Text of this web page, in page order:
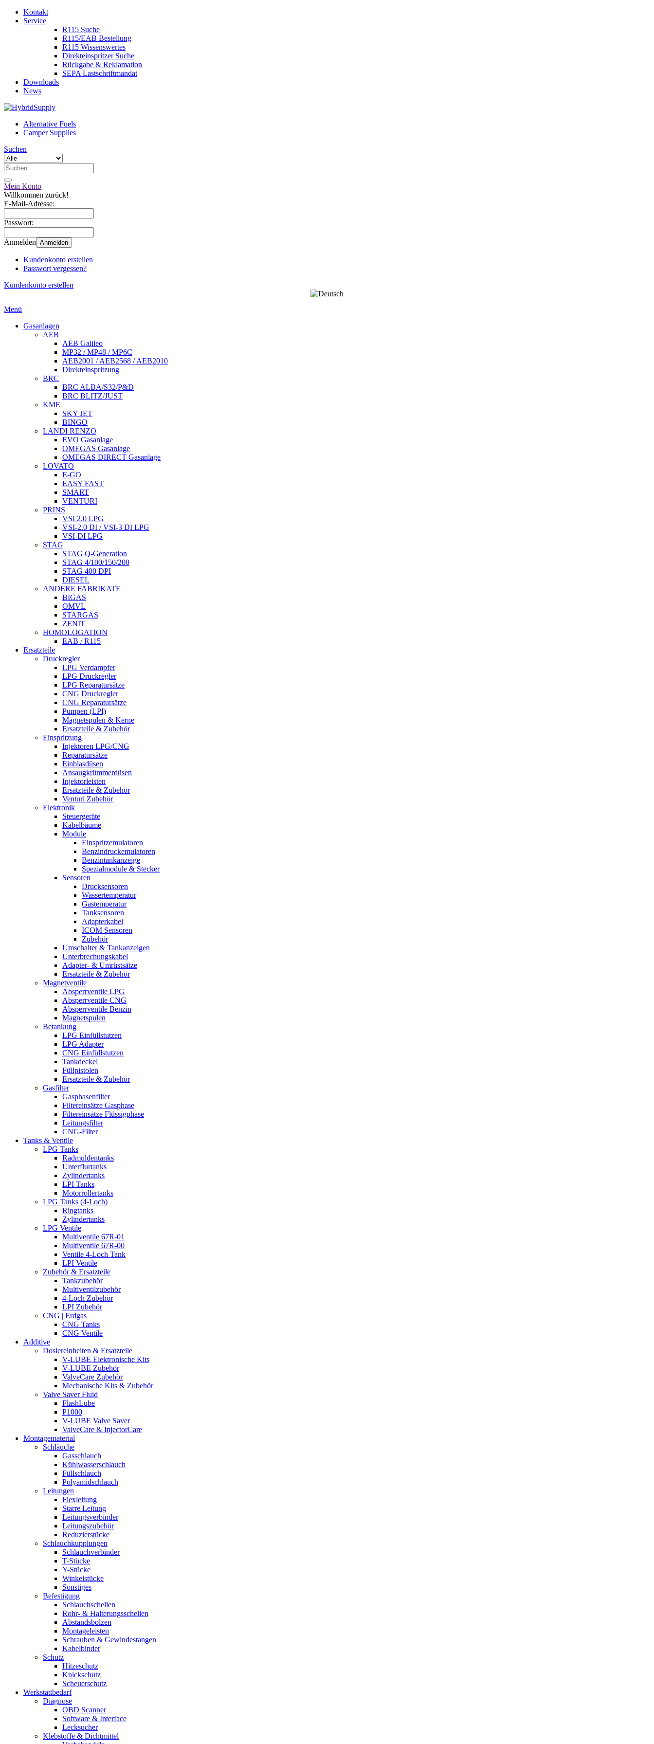
Kontakt
Service
R115 Suche
R115/EAB Bestellung
R115 Wissenswertes
Direkteinspritzer Suche
Rückgabe & Reklamation
SEPA Lastschriftmandat
Downloads
News
Alternative Fuels
Camper Supplies
Suchen
Mein Konto
Willkommen zurück!
E-Mail-Adresse:
Passwort:
Anmelden Anmelden
Kundenkonto erstellen
Passwort vergessen?
Kundenkonto erstellen
Menü
Gasanlagen
AEB
AEB Galileo
MP32 / MP48 / MP6C
AEB2001 / AEB2568 / AEB2010
Direkteinspritzung
BRC
BRC ALBA/S32/P&D
BRC BLITZ/JUST
KME
SKY JET
BINGO
LANDI RENZO
EVO Gasanlage
OMEGAS Gasanlage
OMEGAS DIRECT Gasanlage
LOVATO
E-GO
EASY FAST
SMART
VENTURI
PRINS
VSI 2.0 LPG
VSI-2.0 DI / VSI-3 DI LPG
VSI-DI LPG
STAG
STAG Q-Generation
STAG 4/100/150/200
STAG 400 DPI
DIESEL
ANDERE FABRIKATE
BIGAS
OMVL
STARGAS
ZENIT
HOMOLOGATION
EAB / R115
Ersatzteile
Druckregler
LPG Verdampfer
LPG Druckregler
LPG Reparatursätze
CNG Druckregler
CNG Reparatursätze
Pumpen (LPI)
Magnetspulen & Kerne
Ersatzteile & Zubehör
Einspritzung
Injektoren LPG/CNG
Reparatursätze
Einblasdüsen
Ansaugkrümmerdüsen
Injektorleisten
Ersatzteile & Zubehör
Venturi Zubehör
Elektronik
Steuergeräte
Kabelbäume
Module
Einspritzemulatoren
Benzindruckemulatoren
Benzintankanzeige
Spezialmodule & Stecker
Sensoren
Drucksensoren
Wassertemperatur
Gastemperatur
Tanksensoren
Adapterkabel
ICOM Sensoren
Zubehör
Umschalter & Tankanzeigen
Unterbrechungskabel
Adapter- & Umrüstsätze
Ersatzteile & Zubehör
Magnetventile
Absperrventile LPG
Absperrventile CNG
Absperrventile Benzin
Magnetspulen
Betankung
LPG Einfüllstutzen
LPG Adapter
CNG Einfüllstutzen
Tankdeckel
Füllpistolen
Ersatzteile & Zubehör
Gasfilter
Gasphasenfilter
Filtereinsätze Gasphase
Filtereinsätze Flüssigphase
Leitungsfilter
CNG-Filter
Tanks & Ventile
LPG Tanks
Radmuldentanks
Unterflurtanks
Zylindertanks
LPI Tanks
Motorrollertanks
LPG Tanks (4-Loch)
Ringtanks
Zylindertanks
LPG Ventile
Multiventile 67R-01
Multiventile 67R-00
Ventile 4-Loch Tank
LPI Ventile
Zubehör & Ersatzteile
Tankzubehör
Multiventilzubehör
4-Loch Zubehör
LPI Zubehör
CNG | Erdgas
CNG Tanks
CNG Ventile
Additive
Dosiereinheiten & Ersatzteile
V-LUBE Elektronische Kits
V-LUBE Zubehör
ValveCare Zubehör
Mechanische Kits & Zubehör
Valve Saver Fluid
FlashLube
P1000
V-LUBE Valve Saver
ValveCare & InjectorCare
Montagematerial
Schläuche
Gasschlauch
Kühlwasserschlauch
Füllschlauch
Polyamidschlauch
Leitungen
Flexleitung
Starre Leitung
Leitungsverbinder
Leitungszubehör
Reduzierstücke
Schlauchkupplungen
Schlauchverbinder
T-Stücke
Y-Stücke
Winkelstücke
Sonstiges
Befestigung
Schlauchschellen
Rohr- & Halterungsschellen
Abstandsbolzen
Montageleisten
Schrauben & Gewindestangen
Kabelbinder
Schutz
Hitzeschutz
Knickschutz
Scheuerschutz
Werkstattbedarf
Diagnose
OBD Scanner
Software & Interface
Lecksucher
Klebstoffe & Dichtmittel